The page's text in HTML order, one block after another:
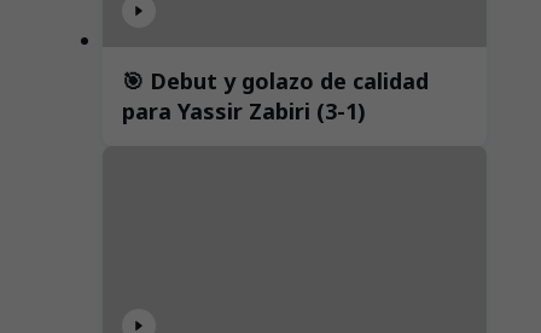
🎯 Debut y golazo de calidad
para Yassir Zabiri (3-1)